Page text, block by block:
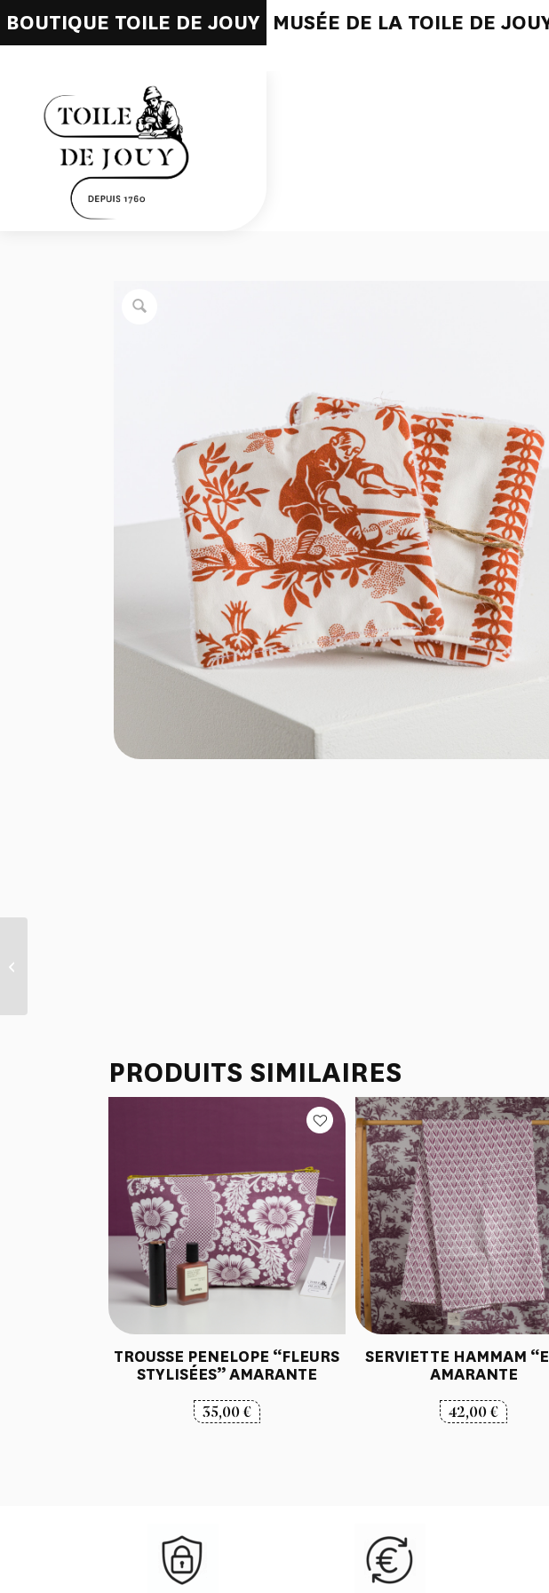
BOUTIQUE TOILE DE JOUY MUSÉE DE LA TOILE DE
PRODUITS SIMILAIRES
TROUSSE PENELOPE “FLEURS
STYLISÉES” AMARANTE
35,00€
SERVIETTE HAMMAM
AMARANTE
42,00€